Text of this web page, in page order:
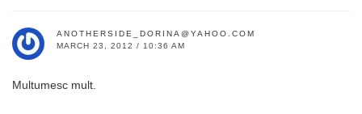
ANOTHERSIDE_DORINA@YAHOO.COM
MARCH 23, 2012 / 10:36 AM
Multumesc mult.